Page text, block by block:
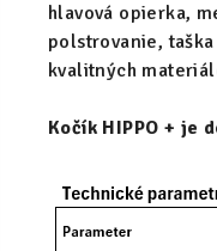
hlavová opierka,
polstrovanie,
kvalitných
Kočík HIPPO + je